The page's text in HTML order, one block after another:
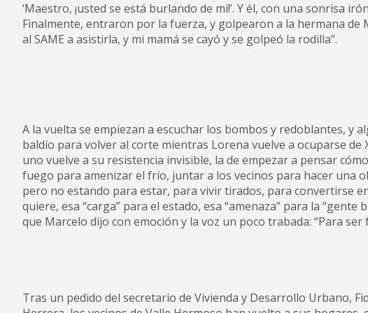
‘Maestro, ¡usted se está burlando de mí!’. Y él, con una sonrisa
Finalmente, entraron por la fuerza, y golpearon a la hermana de
al SAME a asistirla, y mi mamá se cayó y se golpeó la rodilla”.
A la vuelta se empiezan a escuchar los bombos y redoblantes, y
baldío para volver al corte mientras Lorena vuelve a ocuparse
uno vuelve a su resistencia invisible, la de empezar a pensar
fuego para amenizar el frío, juntar a los vecinos para hacer una
pero no estando para estar, para vivir tirados, para convertirse
quiere, esa “carga” para el estado, esa “amenaza” para la
que Marcelo dijo con emoción y la voz un poco trabada: “Para ser
Tras un pedido del secretario de Vivienda y Desarrollo Urbano,